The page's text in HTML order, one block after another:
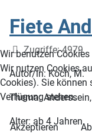
Fiete
DetailsZugriffe: 4979
Autor/in: Koch, M.
Thema:
Alter: ab 4 Jahren
Wir benutzen Cookies
Wir nutzen Cookies
Cookies). Sie
Verfügung stehen.
Akzeptieren